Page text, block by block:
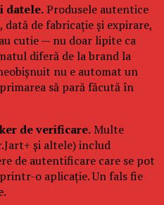
datele.Produsele autentice
de fabricație și expirare,
cutie — nu doar lipite ca
diferă de la brand la
nu e automat un
să pară făcută în
de verificare.Multe
și altele) includ
de autentificare care se pot
o aplicație. Un fals fie